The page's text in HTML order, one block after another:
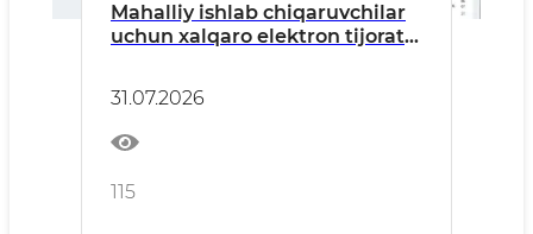
Mahalliy ishlab chiqaruvchilar
uchun xalqaro elektron tijorat
31.07.2026
115